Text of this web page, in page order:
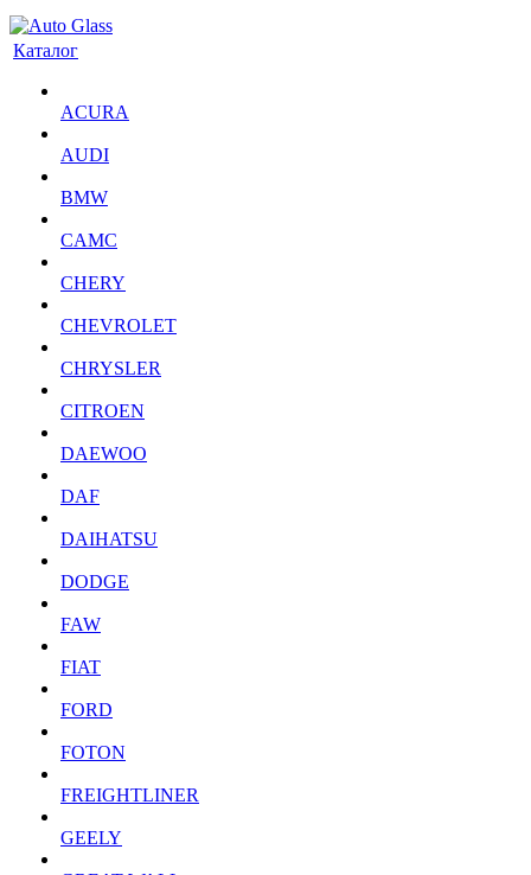
Каталог
ACURA
AUDI
BMW
CAMC
CHERY
CHEVROLET
CHRYSLER
CITROEN
DAEWOO
DAF
DAIHATSU
DODGE
FAW
FIAT
FORD
FOTON
FREIGHTLINER
GEELY